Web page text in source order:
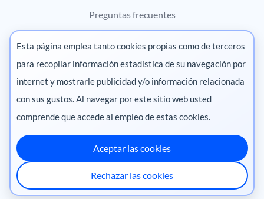
Preguntas frecuentes
Contáctanos
Marketing digital
Pharma
México
·
Ecuador·Perú·
Centroamérica
Chile
Esta página emplea tanto cookies propias como de terceros
para recopilar información estadística de su navegación por
internet y mostrarle publicidad y/o información relacionada
con sus gustos. Al navegar por este sitio web usted
comprende que accede al empleo de estas cookies.
Aceptar las cookies
Rechazar las cookies